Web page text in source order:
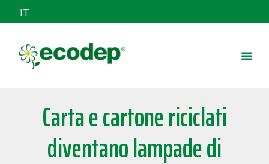
IT
Carta e cartone riciclati
diventano lampade di